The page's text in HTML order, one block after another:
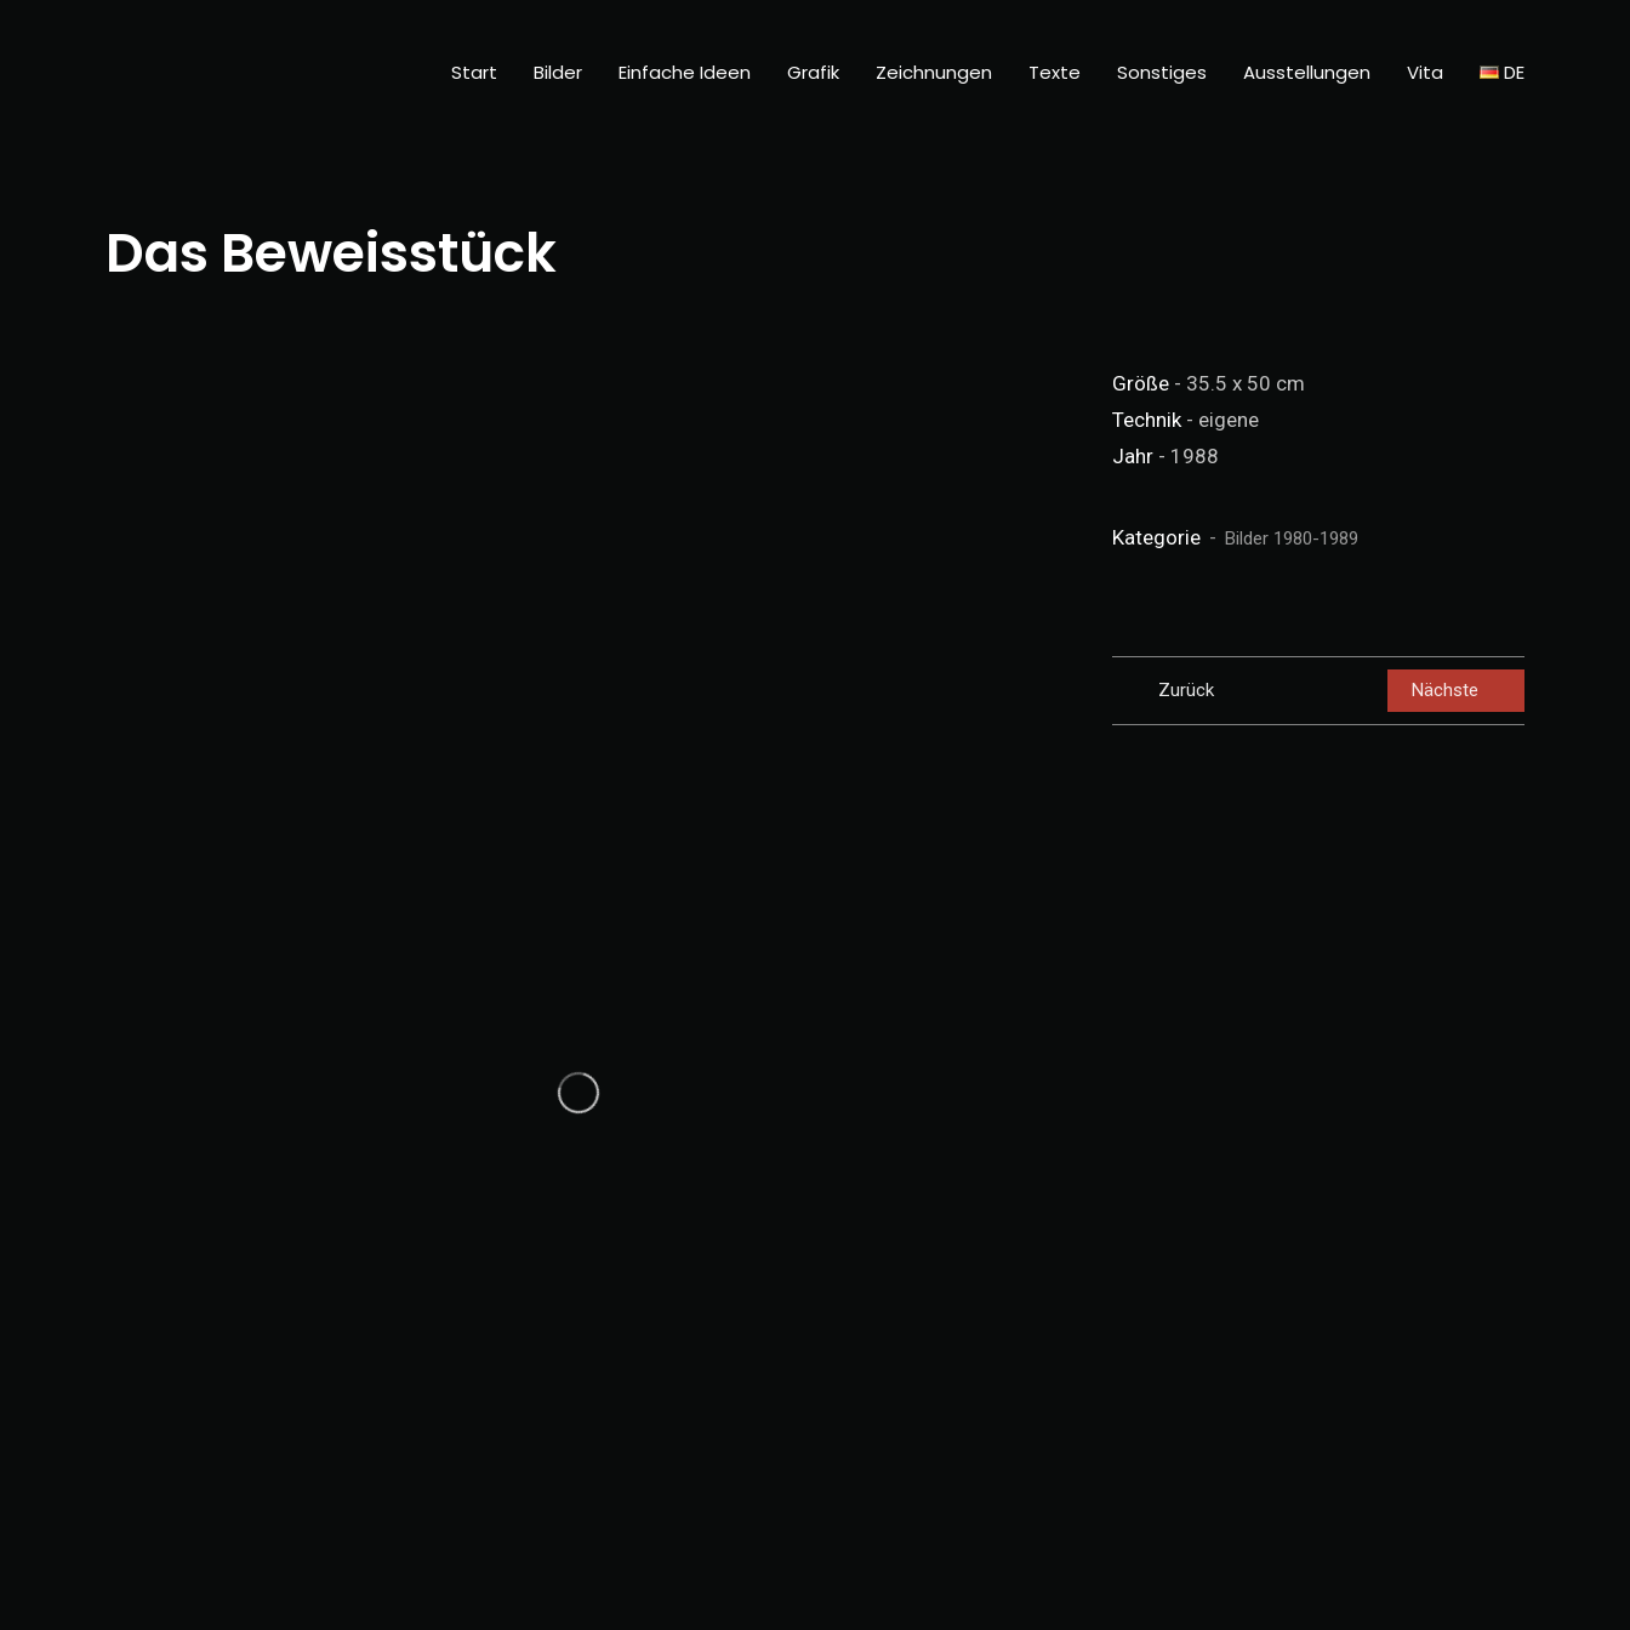
Start Bilder Einfache Ideen Grafik Zeichnungen Texte Sonstiges Ausstellungen Vita DE
Das Beweisstück
Größe - 35.5 x 50 cm
Technik- eigene
Jahr - 1988
Kategorie Bilder 1980-1989
Zurück Nächste